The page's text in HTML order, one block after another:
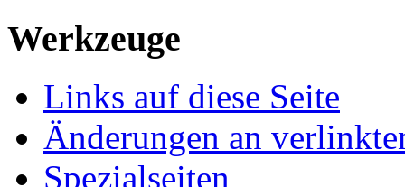
Werkzeuge
Links auf diese Seite
Änderungen an
Spezialseiten